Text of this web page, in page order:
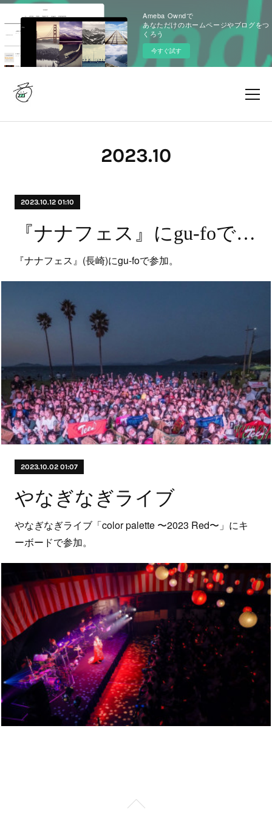
Ameba Owndで
あなただけのホームページやブログをつ
くろう
今すぐ試す
2023.10
2023.10.12 01:10
『ナナフェス』にgu-foで参加
『ナナフェス』(長崎)にgu-foで参加。
2023.10.02 01:07
やなぎなぎライブ
やなぎなぎライブ「color palette 〜2023 Red〜」にキ
ーボードで参加。